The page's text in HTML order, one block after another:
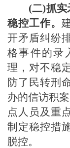
(二)抓
稳控工作。
开矛盾纠纷
格事件的录
理，对不稳
防了民转刑
办的信访积
点人员及重
制定稳控措
脱控。